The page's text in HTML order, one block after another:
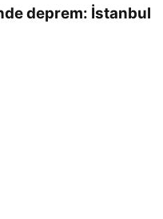
deprem: İstanbul